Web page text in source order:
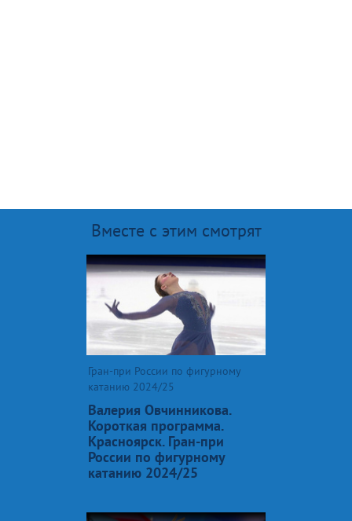
Вместе с этим смотрят
Гран-при России по фигурному
катанию 2024/25
Валерия Овчинникова.
Короткая программа.
Красноярск. Гран-при
России по фигурному
катанию 2024/25